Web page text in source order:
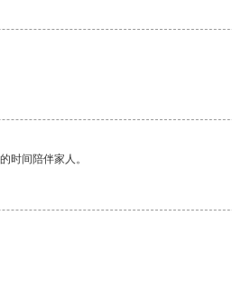
时间陪伴家人。